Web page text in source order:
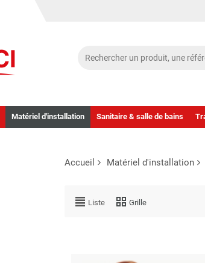
Matériel d'installation Sanitaire & salle de bains
Accueil Matériel d'installation
Liste Grille